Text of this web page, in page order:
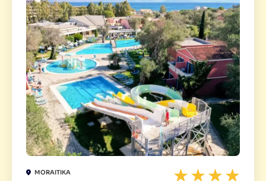
MORAITIKA